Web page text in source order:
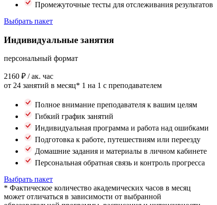
Промежуточные тесты для отслеживания результатов
Выбрать пакет
Индивидуальные занятия
персональный формат
2160 ₽ / ак. час
от 24 занятий в месяц* 1 на 1 с преподавателем
Полное внимание преподавателя к вашим целям
Гибкий график занятий
Индивидуальная программа и работа над ошибками
Подготовка к работе, путешествиям или переезду
Домашние задания и материалы в личном кабинете
Персональная обратная связь и контроль прогресса
Выбрать пакет
* Фактическое количество академических часов в месяц
может отличаться в зависимости от выбранной